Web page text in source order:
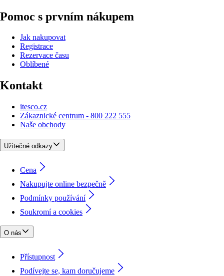
Pomoc s prvním nákupem
Jak nakupovat
Registrace
Rezervace času
Oblíbené
Kontakt
itesco.cz
Zákaznické centrum - 800 222 555
Naše obchody
Užitečné odkazy
Cena
Nakupujte online bezpečně
Podmínky používání
Soukromí a cookies
O nás
Přístupnost
Podívejte se, kam doručujeme